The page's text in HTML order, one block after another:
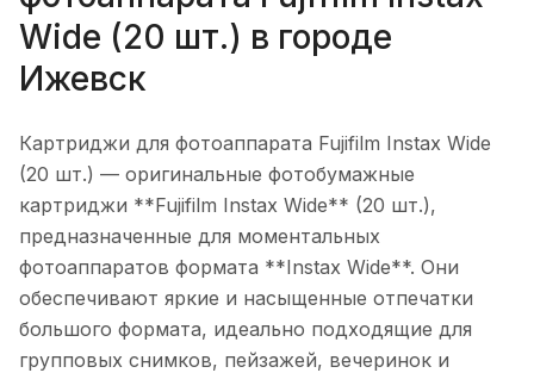
Wide (20 шт.) в городе
Ижевск
Картриджи для фотоаппарата Fujifilm Instax Wide
(20 шт.) — оригинальные фотобумажные
картриджи **Fujifilm Instax Wide** (20 шт.),
предназначенные для моментальных
фотоаппаратов формата **Instax Wide**. Они
обеспечивают яркие и насыщенные отпечатки
большого формата, идеально подходящие для
групповых снимков, пейзажей, вечеринок и